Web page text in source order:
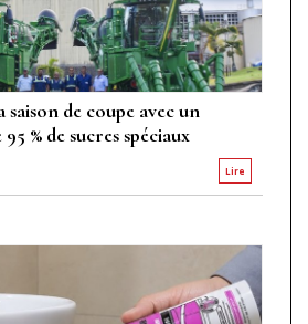
de coupe avec un
% de sucres spéciaux
Lire